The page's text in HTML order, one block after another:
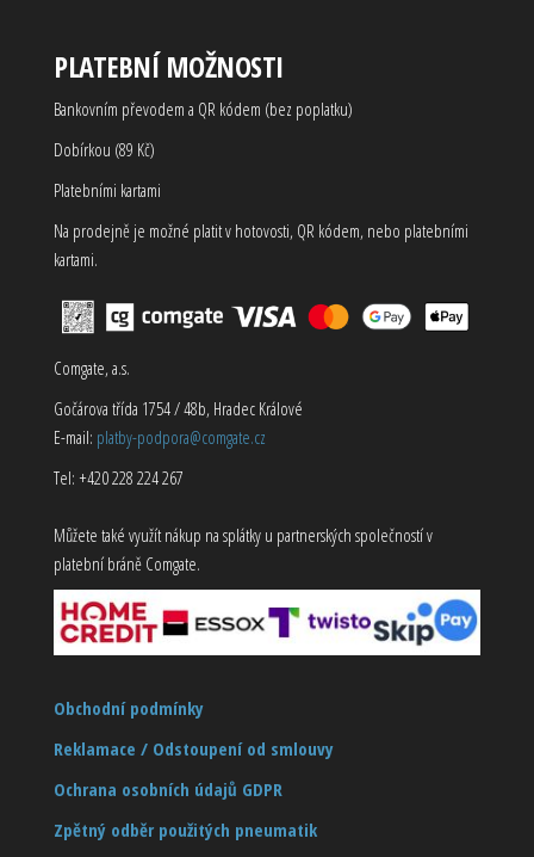
PLATEBNÍ MOŽNOSTI
Bankovním převodem a QR kódem (bez poplatku)
Dobírkou (89 Kč)
Platebními kartami
Na prodejně je možné platit v hotovosti, QR kódem, nebo platebními
kartami.
Comgate, a.s.
Gočárova třída 1754 / 48b, Hradec Králové
E-mail: platby-podpora@comgate.cz
Tel: +420 228 224 267
Můžete také využít nákup na splátky u partnerských společností v
platební bráně Comgate.
Obchodní podmínky
Reklamace / Odstoupení od smlouvy
Ochrana osobních údajů GDPR
Zpětný odběr použitých pneumatik